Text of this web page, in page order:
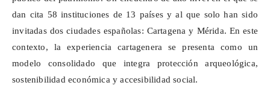
dan cita 58 instituciones de 13 países y al que solo han sido
invitadas dos ciudades españolas: Cartagena y Mérida. En este
contexto, la experiencia cartagenera se presenta como un
modelo consolidado que integra protección arqueológica,
sostenibilidad económica y accesibilidad social.